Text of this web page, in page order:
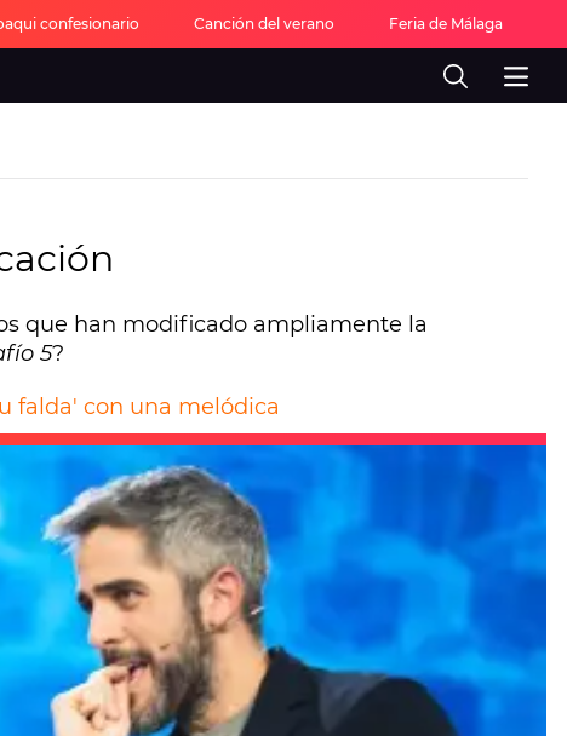
confesionario Canción del verano Feria de Málaga
que han modificado ampliamente la
5?
falda' con una melódica